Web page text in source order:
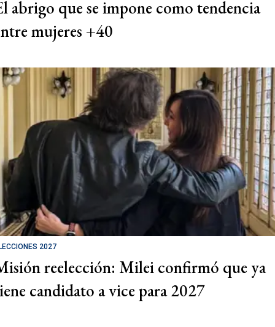
abrigo que se impone como tendencia
mujeres +40
2027
reelección: Milei confirmó que ya
candidato a vice para 2027